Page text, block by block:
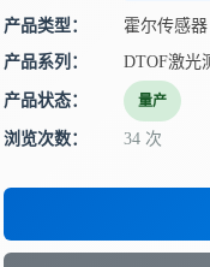
产品类型：
霍尔传感器
产品系列：
DTOF激光
产品状态： 量产
浏览次数： 34 次